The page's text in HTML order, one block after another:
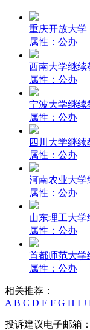
重庆开放大学
属性：公办
西南大学继续
属性：公办
宁波大学继续
属性：公办
四川大学继续
属性：公办
河南农业大学
属性：公办
山东理工大学
属性：公办
首都师范大学
属性：公办
相关推荐：
A B C D E F G H I J
投诉建议电子邮箱